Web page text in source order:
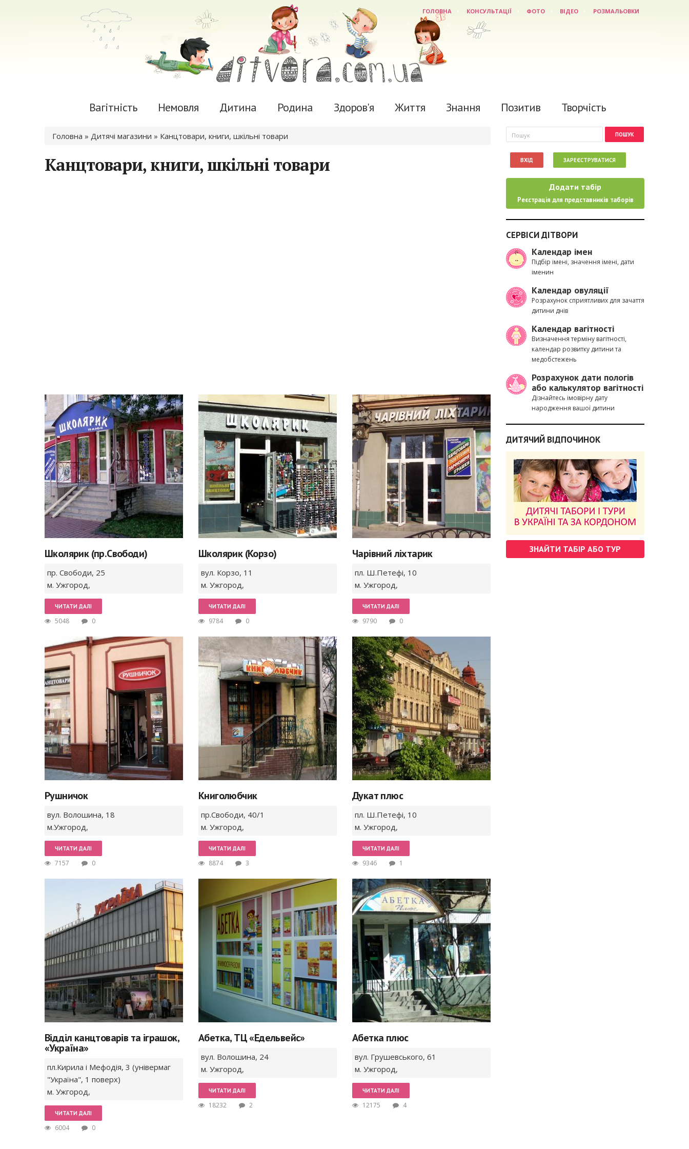
ГОЛОВНА КОНСУЛЬТАЦІЇ ФОТО ВІДЕО РОЗМАЛЬОВКИ
Вагітність Немовля Дитина Родина Здоров'я Життя Знання Позитив Творчість
Ви є тут
Головна » Дитячі магазини » Канцтовари, книги, шкільні товари
Канцтовари, книги, шкільні товари
Школярик (пр.Свободи)
пр. Свободи, 25
м. Ужгород,
ЧИТАТИ ДАЛІ
5048 0
Школярик (Корзо)
вул. Корзо, 11
м. Ужгород,
ЧИТАТИ ДАЛІ
9784 0
Чарівний ліхтарик
пл. Ш.Петефі, 10
м. Ужгород,
ЧИТАТИ ДАЛІ
9790 0
Рушничок
вул. Волошина, 18
м.Ужгород,
ЧИТАТИ ДАЛІ
7157 0
Книголюбчик
пр.Свободи, 40/1
м. Ужгород,
ЧИТАТИ ДАЛІ
8874 3
Дукат плюс
пл. Ш.Петефі, 10
м. Ужгород,
ЧИТАТИ ДАЛІ
9346 1
Відділ канцтоварів та іграшок,
«Україна»
пл.Кирила і Мефодія, 3 (універмаг
"Україна", 1 поверх)
м. Ужгород,
ЧИТАТИ ДАЛІ
6004 0
Абетка, ТЦ «Едельвейс»
вул. Волошина, 24
м. Ужгород,
ЧИТАТИ ДАЛІ
18232 2
Абетка плюс
вул. Грушевського, 61
м. Ужгород,
ЧИТАТИ ДАЛІ
12175 4
Пошукова форма
Пошук
ВХІД ЗАРЕЄСТРУВАТИСЯ
Додати табір
Реєстрація для представників таборів
СЕРВІСИ ДІТВОРИ
Календар імен
Підбір імені, значення імені, дати
іменин
Календар овуляції
Розрахунок сприятливих для зачаття
дитини днів
Календар вагітності
Визначення терміну вагітності,
календар розвитку дитини та
медобстежень
Розрахунок дати пологів
або калькулятор вагітності
Дізнайтесь імовірну дату
народження вашої дитини
ДИТЯЧИЙ ВІДПОЧИНОК
ЗНАЙТИ ТАБІР АБО ТУР